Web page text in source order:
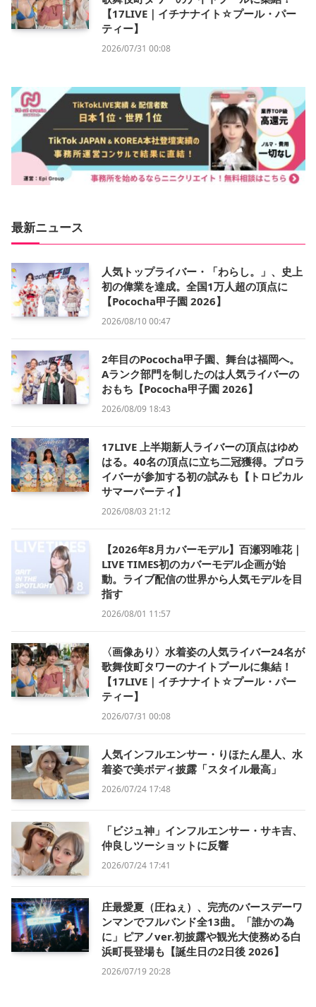
【17LIVE｜イチナナイト☆プール・パー
ティー】
2026/07/31 00:08
最新ニュース
人気トップライバー・「わらし。」、史上
初の偉業を達成。全国1万人超の頂点に
【Pococha甲子園 2026】
2026/08/10 00:47
2年目のPococha甲子園、舞台は福岡へ。
Aランク部門を制したのは人気ライバーの
おもち【Pococha甲子園 2026】
2026/08/09 18:43
17LIVE 上半期新人ライバーの頂点はゆめ
はる。40名の頂点に立ち二冠獲得。プロラ
イバーが参加する初の試みも【トロピカル
サマーパーティ】
2026/08/03 21:12
【2026年8月カバーモデル】百瀬羽唯花｜
LIVE TIMES初のカバーモデル企画が始
動。ライブ配信の世界から人気モデルを目
指す
2026/08/01 11:57
〈画像あり〉水着姿の人気ライバー24名が
歌舞伎町タワーのナイトプールに集結！
【17LIVE｜イチナナイト☆プール・パー
ティー】
2026/07/31 00:08
人気インフルエンサー・りほたん星人、水
着姿で美ボディ披露「スタイル最高」
2026/07/24 17:48
「ビジュ神」インフルエンサー・サキ吉、
仲良しツーショットに反響
2026/07/24 17:41
庄最愛夏（圧ねぇ）、完売のバースデーワ
ンマンでフルバンド全13曲。「誰かの為
に」ピアノver.初披露や観光大使務める白
浜町長登場も【誕生日の2日後 2026】
2026/07/19 20:28